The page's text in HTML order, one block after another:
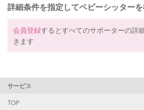
詳細条件を指定してベビーシッター
会員登録するとすべてのサポーターの詳
きます
サービス
TOP